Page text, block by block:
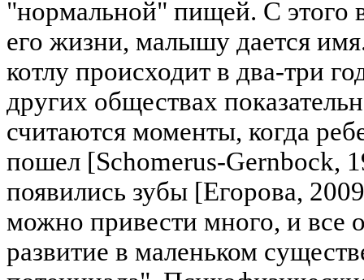
"нормальной" пищей. С этого
его жизни, малышу дается
котлу происходит в два-три
других обществах
считаются моменты, когда
пошел [Schomerus-Gernbock,
появились зубы [Егорова,
можно привести много, и все
развитие в маленьком